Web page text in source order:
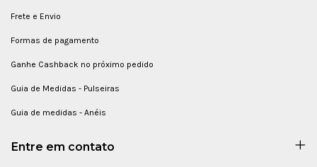
Frete e Envio
Formas de pagamento
Ganhe Cashback no próximo pedido
Guia de Medidas - Pulseiras
Guia de medidas - Anéis
Entre em contato